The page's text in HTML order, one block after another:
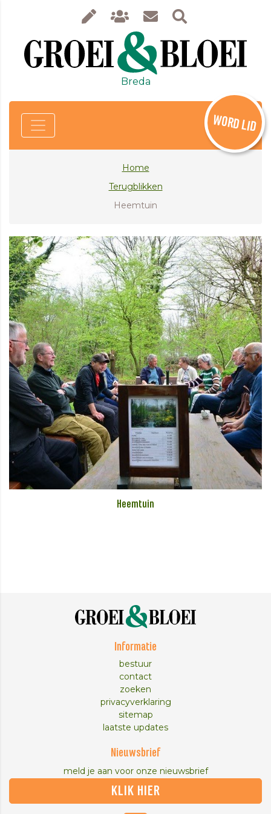
Breda
WORD LID
Home
Terugblikken
Heemtuin
Heemtuin
Informatie
bestuur
contact
zoeken
privacyverklaring
sitemap
laatste updates
Nieuwsbrief
meld je aan voor onze nieuwsbrief
KLIK HIER